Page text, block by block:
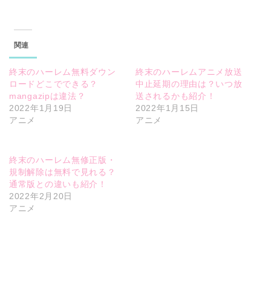
関連
終末のハーレム無料ダウン
ロードどこでできる？
mangazipは違法？
2022年1月19日
アニメ
終末のハーレムアニメ放送
中止延期の理由は？いつ放
送されるかも紹介！
2022年1月15日
アニメ
終末のハーレム無修正版・
規制解除は無料で見れる？
通常版との違いも紹介！
2022年2月20日
アニメ